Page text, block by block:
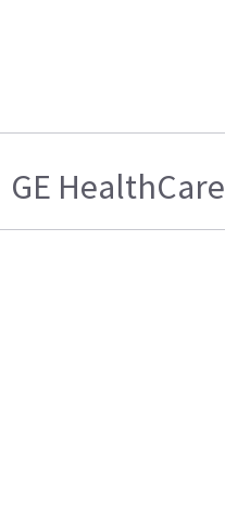
GE HealthCare